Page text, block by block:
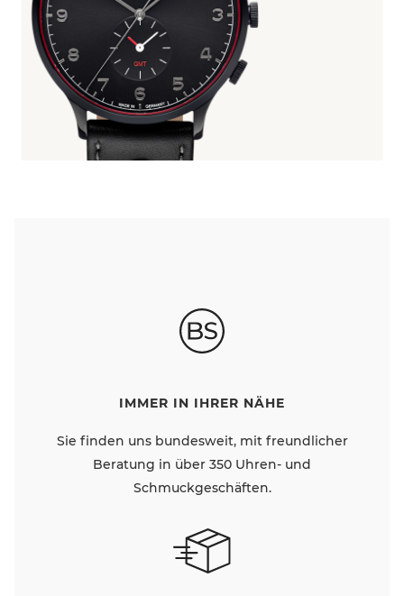
IMMER IN IHRER NÄHE
Sie finden uns bundesweit, mit freundlicher
Beratung in über 350 Uhren- und
Schmuckgeschäften.